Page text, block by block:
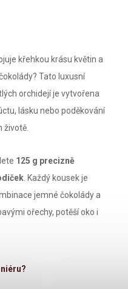
křehkou krásu květin a
Tato luxusní
orchidejí je vytvořena
lásku nebo poděkování
životě.
125 g precizně
. Každý kousek je
jemné čokolády a
ořechy, potěší oko i